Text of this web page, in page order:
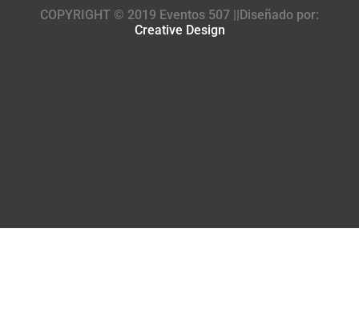
COPYRIGHT © 2019 Eventos 507 ||Diseñado por:
Creative Design